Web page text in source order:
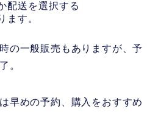
配送を選択する
ます。
の一般販売もありますが、予
。
早めの予約、購入をおすすめ